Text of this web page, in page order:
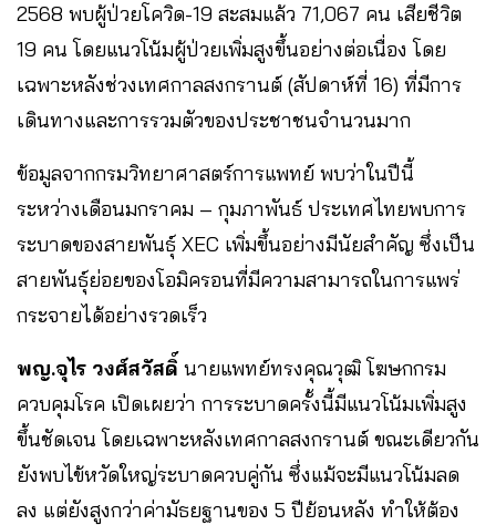
2568 พบผู้ป่วยโควิด-19 สะสมแล้ว 71,067 คน เสียชีวิต
19 คน โดยแนวโน้มผู้ป่วยเพิ่มสูงขึ้นอย่างต่อเนื่อง โดย
เฉพาะหลังช่วงเทศกาลสงกรานต์ (สัปดาห์ที่ 16) ที่มีการ
เดินทางและการรวมตัวของประชาชนจำนวนมาก
ข้อมูลจากกรมวิทยาศาสตร์การแพทย์ พบว่าในปีนี้
ระหว่างเดือนมกราคม – กุมภาพันธ์ ประเทศไทยพบการ
ระบาดของสายพันธุ์ XEC เพิ่มขึ้นอย่างมีนัยสำคัญ ซึ่งเป็น
สายพันธุ์ย่อยของโอมิครอนที่มีความสามารถในการแพร่
กระจายได้อย่างรวดเร็ว
พญ.จุไร วงศ์สวัสดิ์ นายแพทย์ทรงคุณวุฒิ โฆษกกรม
ควบคุมโรค เปิดเผยว่า การระบาดครั้งนี้มีแนวโน้มเพิ่มสูง
ขึ้นชัดเจน โดยเฉพาะหลังเทศกาลสงกรานต์ ขณะเดียวกัน
ยังพบไข้หวัดใหญ่ระบาดควบคู่กัน ซึ่งแม้จะมีแนวโน้มลด
ลง แต่ยังสูงกว่าค่ามัธยฐานของ 5 ปีย้อนหลัง ทำให้ต้อง